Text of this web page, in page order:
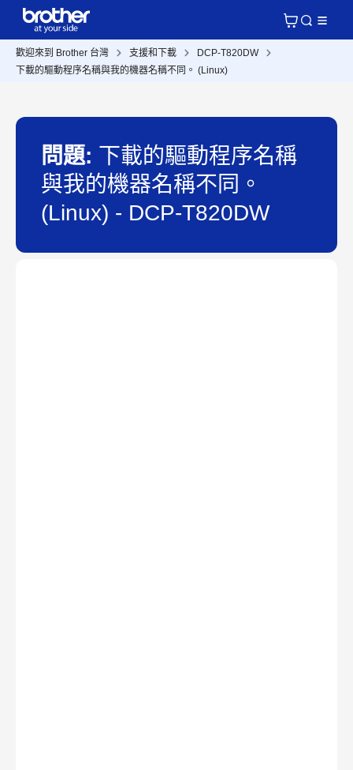
歡迎來到 Brother 台灣 支援和下載
DCP-T820DW
下載的驅動程序名稱與我的機器名稱不同。 (Linux)
問題: 下載的驅動程序名稱
與我的機器名稱不同。
(Linux) - DCP-T820DW